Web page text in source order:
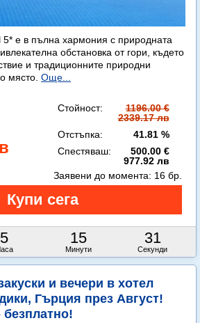
5* е в пълна хармония с природната
обстановка от гори, където
и традиционните природни
място. Още...
Стойност:
1196.00 €
2339.17 лв
Отстъпка:
41.81 %
Спестяваш:
500.00 €
977.92 лв
5 15
Минути
30
Секунди
Заявени до момента: 16 бр.
и вечери в хотел
Гърция през Август!
безплатно!